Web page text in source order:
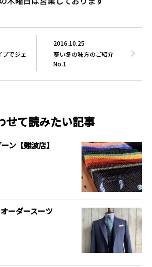
2016.10.25
寒い冬の味方のご紹介
No.1
プでジェ
せて読みたい記事
ン【難波店】
ーダースーツ